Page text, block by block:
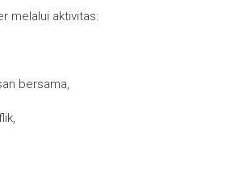
melalui aktivitas:
bersama,